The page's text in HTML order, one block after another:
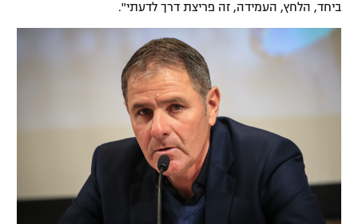
ביחד, הלחץ, העמידה, זה פריצת דרך לדעתי".